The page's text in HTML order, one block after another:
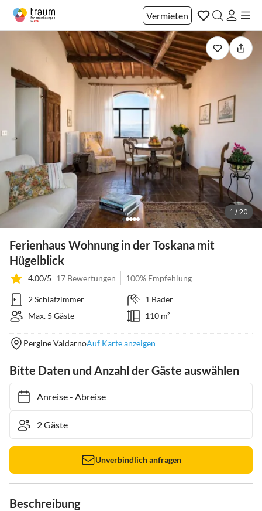
Vermieten
1 / 20
Ferienhaus Wohnung in der Toskana mit
Hügelblick
4.00/5 17 Bewertungen 100% Empfehlung
2 Schlafzimmer
1 Bäder
Max. 5 Gäste
110 m²
Pergine ValdarnoAuf Karte anzeigen
Bitte Daten und Anzahl der Gäste auswählen
Anreise- Abreise
Unverbindlich anfragen
Beschreibung